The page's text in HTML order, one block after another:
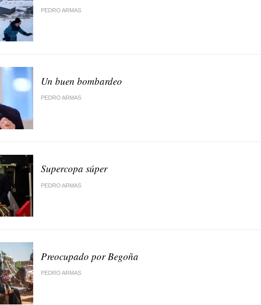
PEDRO ARMAS
Un buen bombardeo
PEDRO ARMAS
Supercopa súper
PEDRO ARMAS
Preocupado por Begoña
PEDRO ARMAS